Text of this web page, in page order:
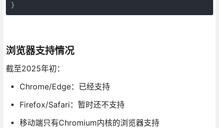
}
浏览器支持情况
截至2025年初：
Chrome/Edge：已经支持
Firefox/Safari：暂时还不支持
移动端只有Chromium内核的浏览器支持